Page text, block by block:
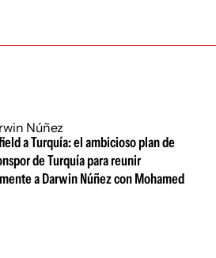
a Turquía: el ambicioso plan de
de Turquía para reunir
a Darwin Núñez con Mohamed